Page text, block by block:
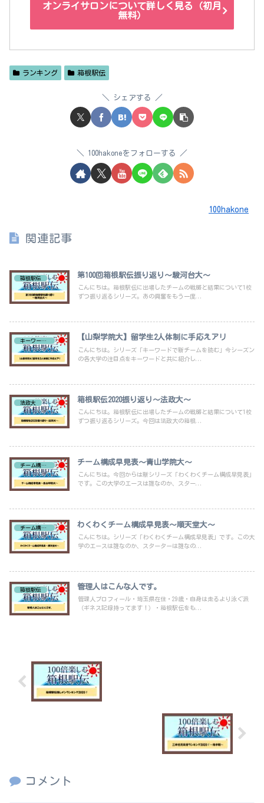
オンライサロンについて詳しく見る（初月
無料）
ランキング 箱根駅伝
シェアする
100hakoneをフォローする
100hakone
関連記事
箱根駅伝 第100回箱根駅伝振り返り～駿河台大～
こんにちは。箱根駅伝に出場したチームの戦略と結果について1校
ずつ振り返るシリーズ。あの興奮をもう一度...
キーワードで新チーム紹介 【山梨学院大】留学生2人体制に手応えアリ
こんにちは。シリーズ「キーワードで新チームを読む」今シーズン
の各大学の注目点をキーワードと共に紹介し...
法政大 箱根駅伝2020振り返り～法政大～
こんにちは。箱根駅伝に出場したチームの戦略と結果について1校
ずつ振り返るシリーズ。今回は法政大の箱根...
チーム構成早見表 チーム構成早見表～青山学院大～
こんにちは。今回からは新シリーズ「わくわくチーム構成早見表」
です。この大学のエースは誰なのか、スター...
チーム構成早見表 わくわくチーム構成早見表～順天堂大～
こんにちは。シリーズ「わくわくチーム構成早見表」です。この大
学のエースは誰なのか、スターターは誰なの...
箱根駅伝 管理人はこんな人です。
管理人プロフィール・埼玉県在住・29歳・自身は走るより泳ぐ派
（ギネス記録持ってます！）・箱根駅伝をも...
コメント